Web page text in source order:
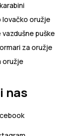
lovačko oružje
vazdušne puške
za oružje
oružje
nas